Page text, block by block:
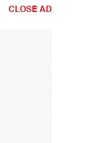
CLOSE AD